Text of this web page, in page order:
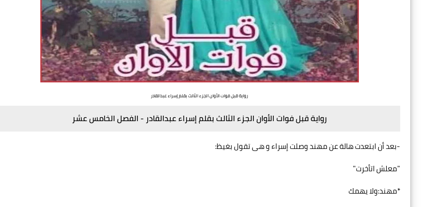
رواية قبل فوات الأوان الجزء الثالث بقلم إسراء عبدالقادر
رواية قبل فوات الأوان الجزء الثالث بقلم إسراء عبدالقادر - الفصل الخامس عشر
-بعد أن ابتعدت هالة عن مهند وصلت إسراء و هى تقول بغيظ:
"معلش اتأخرت"
*مهند:ولا يهمك